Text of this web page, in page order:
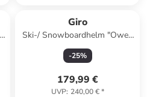
Giro
Ski-/ Snowboardhelm "Owen
Mips" in Weiß
-25%
179,99 €
UVP: 240,00 €*